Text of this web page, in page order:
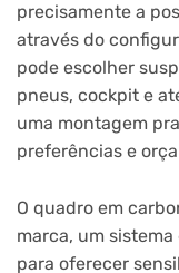
precisamente a
através do
pode escolher
pneus, cockpit e
uma montagem
preferências e
O quadro em
marca, um
para oferecer